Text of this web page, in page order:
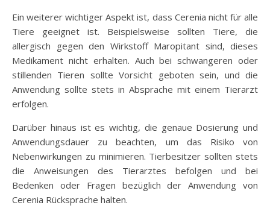
Ein weiterer wichtiger Aspekt ist, dass Cerenia nicht für alle
Tiere geeignet ist. Beispielsweise sollten Tiere, die
allergisch gegen den Wirkstoff Maropitant sind, dieses
Medikament nicht erhalten. Auch bei schwangeren oder
stillenden Tieren sollte Vorsicht geboten sein, und die
Anwendung sollte stets in Absprache mit einem Tierarzt
erfolgen.
Darüber hinaus ist es wichtig, die genaue Dosierung und
Anwendungsdauer zu beachten, um das Risiko von
Nebenwirkungen zu minimieren. Tierbesitzer sollten stets
die Anweisungen des Tierarztes befolgen und bei
Bedenken oder Fragen bezüglich der Anwendung von
Cerenia Rücksprache halten.